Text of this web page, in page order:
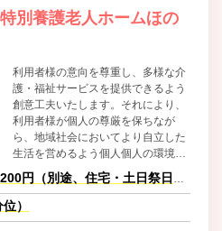
別養護老人ホームほの
利用者様の意向を尊重し、多様な介
護・福祉サービスを提供できるよう
創意工夫いたします。それにより、
利用者様が個人の尊厳を保ちなが
ら、地域社会においてより自立した
生活を営めるよう個人個人の環境・
年齢・心身の状況に応じて総合的に
支援いたします。
円（別途、住宅・土日祭日・
）